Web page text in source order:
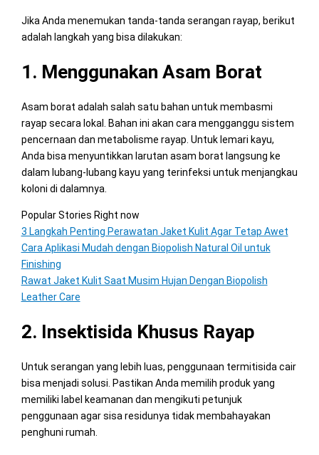
Jika Anda menemukan tanda-tanda serangan rayap, berikut
adalah langkah yang bisa dilakukan:
1. Menggunakan Asam Borat
Asam borat adalah salah satu bahan untuk membasmi
rayap secara lokal. Bahan ini akan cara mengganggu sistem
pencernaan dan metabolisme rayap. Untuk lemari kayu,
Anda bisa menyuntikkan larutan asam borat langsung ke
dalam lubang-lubang kayu yang terinfeksi untuk menjangkau
koloni di dalamnya.
Popular Stories Right now
3 Langkah Penting Perawatan Jaket Kulit Agar Tetap Awet
Cara Aplikasi Mudah dengan Biopolish Natural Oil untuk
Finishing
Rawat Jaket Kulit Saat Musim Hujan Dengan Biopolish
Leather Care
2. Insektisida Khusus Rayap
Untuk serangan yang lebih luas, penggunaan termitisida cair
bisa menjadi solusi. Pastikan Anda memilih produk yang
memiliki label keamanan dan mengikuti petunjuk
penggunaan agar sisa residunya tidak membahayakan
penghuni rumah.